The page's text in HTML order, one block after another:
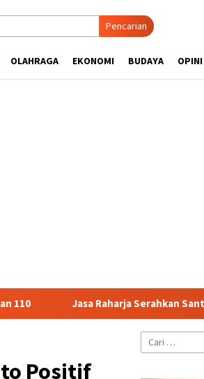
Pencarian
OLAHRAGA EKONOMI BUDAYA OPINI
Serahkan Santunan kepada Ahli
Positif
Cari
untuk: